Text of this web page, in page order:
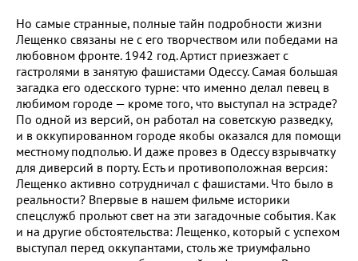
Но самые странные, полные тайн подробности жизни
Лещенко связаны не с его творчеством или победами на
любовном фронте. 1942 год. Артист приезжает с
гастролями в занятую фашистами Одессу. Самая большая
загадка его одесского турне: что именно делал певец в
любимом городе — кроме того, что выступал на эстраде?
По одной из версий, он работал на советскую разведку,
и в оккупированном городе якобы оказался для помощи
местному подполью. И даже провез в Одессу взрывчатку
для диверсий в порту. Есть и противоположная версия:
Лещенко активно сотрудничал с фашистами. Что было в
реальности? Впервые в нашем фильме историки
спецслужб прольют свет на эти загадочные события. Как
и на другие обстоятельства: Лещенко, который с успехом
выступал перед оккупантами, столь же триумфально